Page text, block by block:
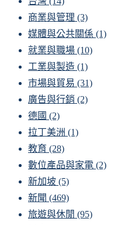
商業與管理 (3)
媒體與公共關係 (1)
就業與職場 (10)
工業與製造 (1)
市場與貿易 (31)
廣告與行銷 (2)
德國 (2)
拉丁美洲 (1)
教育 (28)
數位產品與家電 (2)
新加坡 (5)
新聞 (469)
旅遊與休閒 (95)